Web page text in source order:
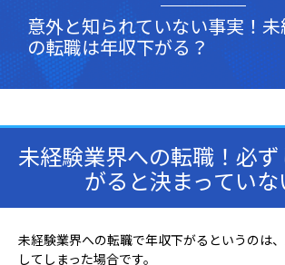
意外と知られていない事実！
の転職は年収下がる？
未経験業界への転職！必
がると決まっていな
未経験業界への転職で年収下がるというのは
してしまった場合です。